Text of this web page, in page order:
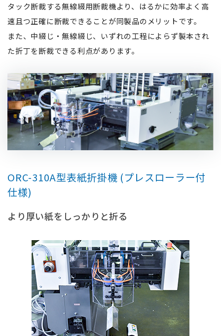
タック断裁する無線綴⽤断裁機より、はるかに効率よく⾼
速且つ正確に断裁できることが同製品のメリットです。
また、中綴じ・無線綴じ、いずれの⼯程によらず製本され
た折丁を断裁できる利点があります。
ORC-310A型表紙折掛機 (プレスローラー付
仕様)
より厚い紙をしっかりと折る